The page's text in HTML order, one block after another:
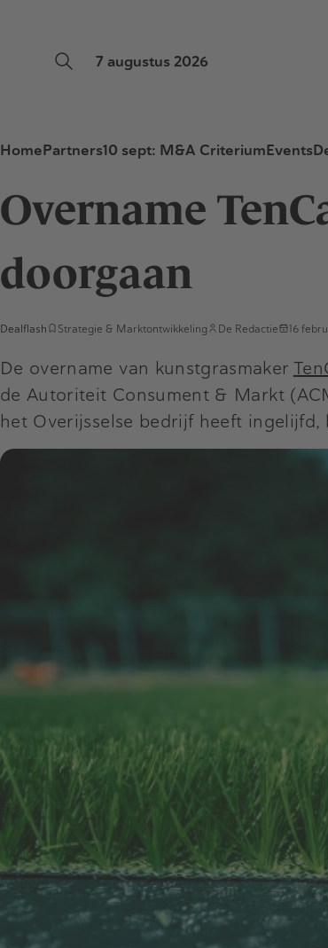
7 augustus 2026
HomePartners10 sept: M&A CriteriumEvents
Overname
doorgaan
Dealflash Strategie & Marktontwikkeling De Redactie 16
De overname van kunstgrasmaker
de Autoriteit Consument & Markt
het Overijsselse bedrijf heeft